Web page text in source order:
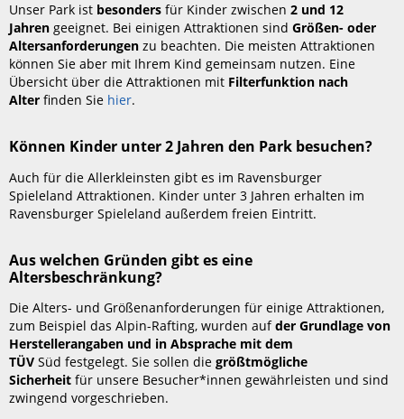
Unser Park ist besondersfür Kinder zwischen2 und 12
Jahrengeeignet. Bei einigen Attraktionen sindGrößen- oder
Altersanforderungenzu beachten. Die meisten Attraktionen
können Sie aber mit Ihrem Kind gemeinsam nutzen. Eine
Übersicht über die Attraktionen mit Filterfunktion nach
Alter finden Sie hier.
Können Kinder unter 2 Jahren den Park besuchen?
Auch für die Allerkleinsten gibt es im Ravensburger
Spieleland Attraktionen. Kinder unter 3 Jahren erhalten im
Ravensburger Spieleland außerdem freien Eintritt.
Aus welchen Gründen gibt es eine
Altersbeschränkung?
Die Alters- und Größenanforderungen für einige Attraktionen,
zum Beispiel das Alpin-Rafting, wurden aufder Grundlage von
Herstellerangaben und in Absprache mit dem
TÜVSüd festgelegt. Sie sollen diegrößtmögliche
Sicherheitfür unsere Besucher*innen gewährleisten und sind
zwingend vorgeschrieben.